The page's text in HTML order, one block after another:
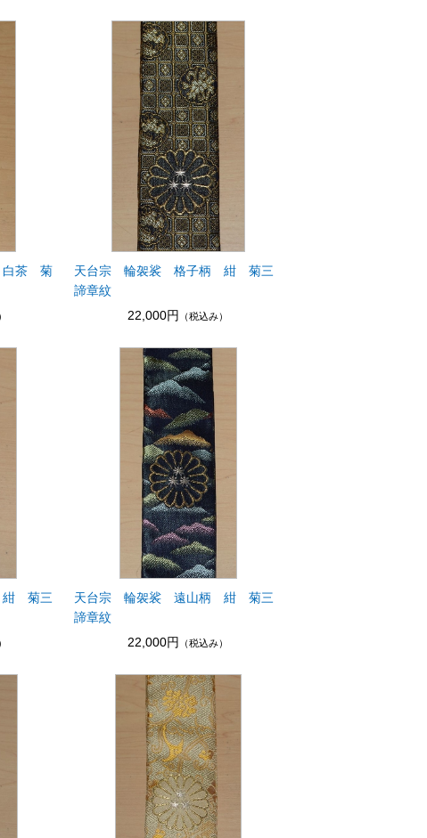
茶 菊
天台宗 輪袈裟 格子柄 紺 菊三
諦章紋
22,000円
（税込み）
菊三
天台宗 輪袈裟 遠山柄 紺 菊三
諦章紋
22,000円
（税込み）